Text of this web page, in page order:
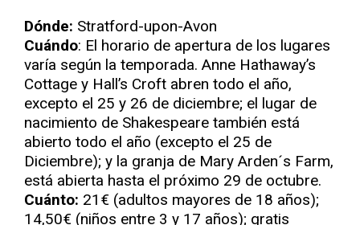
Dónde: Stratford-upon-Avon
Cuándo: El horario de apertura de los lugares
varía según la temporada. Anne Hathaway’s
Cottage y Hall’s Croft abren todo el año,
excepto el 25 y 26 de diciembre; el lugar de
nacimiento de Shakespeare también está
abierto todo el año (excepto el 25 de
Diciembre); y la granja de Mary Arden´s Farm,
está abierta hasta el próximo 29 de octubre.
Cuánto: 21€ (adultos mayores de 18 años);
14,50€ (niños entre 3 y 17 años); gratis